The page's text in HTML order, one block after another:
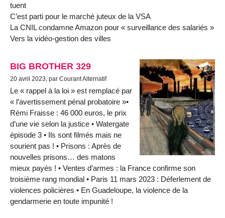
tuent
C’est parti pour le marché juteux de la VSA
La CNIL condamne Amazon pour « surveillance des salariés »
Vers la vidéo-gestion des villes
BIG BROTHER 329
20 avril 2023, par Courant Alternatif
Le « rappel à la loi » est remplacé par
« l’avertissement pénal probatoire »•
Rémi Fraisse : 46 000 euros, le prix
d’une vie selon la justice • Watergate
épisode 3 • Ils sont filmés mais ne
sourient pas ! • Prisons : Après de
nouvelles prisons… des matons
mieux payés ! • Ventes d’armes : la France confirme son
troisième rang mondial • Paris 11 mars 2023 : Déferlement de
violences policières • En Guadeloupe, la violence de la
gendarmerie en toute impunité !